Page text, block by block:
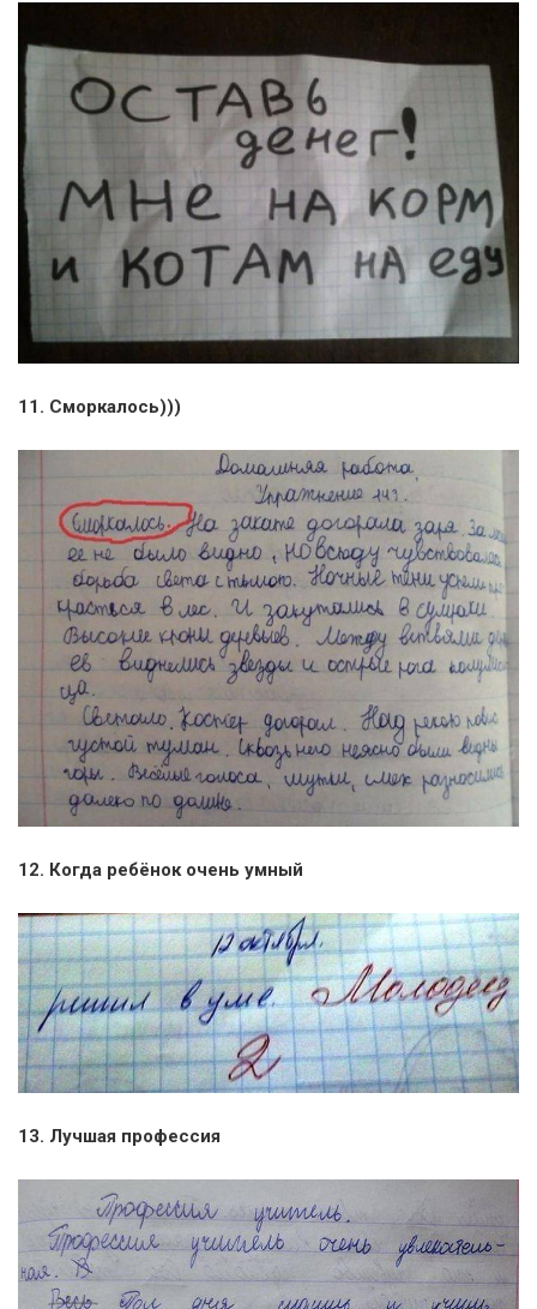
11. Сморкалось)))
12. Когда ребёнок очень умный
13. Лучшая профессия